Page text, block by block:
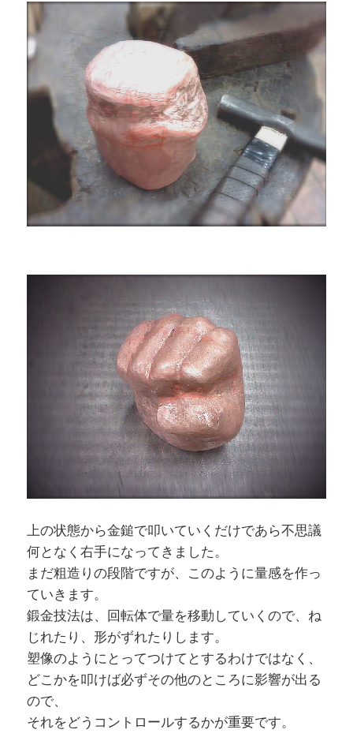
上の状態から金鎚で叩いていくだけであら不思議
何となく右手になってきました。
まだ粗造りの段階ですが、このように量感を作っ
ていきます。
鍛金技法は、回転体で量を移動していくので、ね
じれたり、形がずれたりします。
塑像のようにとってつけてとするわけではなく、
どこかを叩けば必ずその他のところに影響が出る
ので、
それをどうコントロールするかが重要です。